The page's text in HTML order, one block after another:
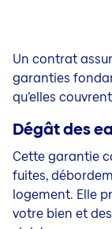
Un contrat
garanties
qu’elles couvrent
Dégât des
Cette garantie
fuites,
logement. Elle
votre bien et